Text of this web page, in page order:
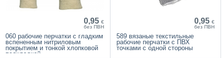
0,95 €
без ПВН
060 рабочие перчатки с гладким
вспененным нитриловым
покрытием и тонкой хлопковой
подкладкой
0,95 €
без ПВН
589 вязаные текстильные
рабочие перчатки с ПВХ
точками с одной стороны